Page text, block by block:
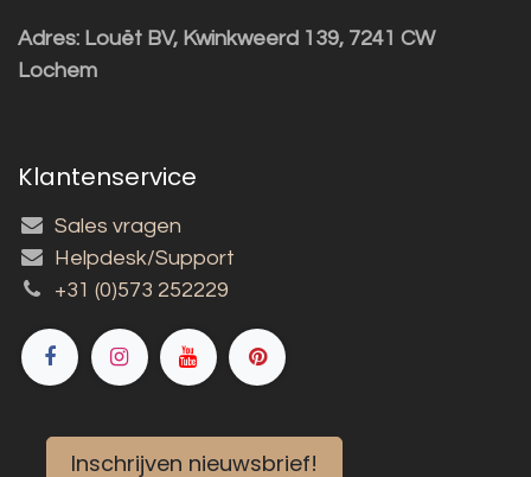
Adres: Louët BV, Kwinkweerd 139, 7241 CW
Lochem
Klantenservice
Sales vragen
Helpdesk/Support
+31 (0)573 252229
Inschrijven nieuwsbrief!